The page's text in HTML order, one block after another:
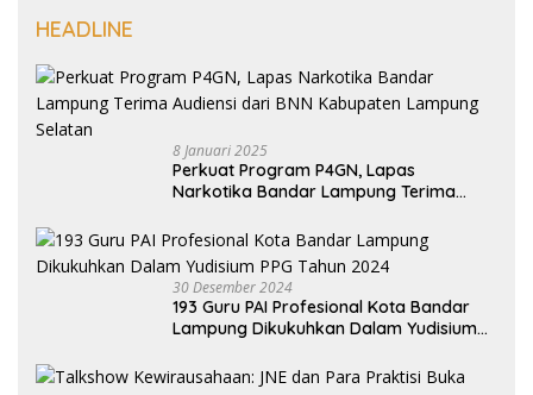
HEADLINE
8 Januari 2025
Perkuat Program P4GN, Lapas
Narkotika Bandar Lampung Terima
Selatan
30 Desember 2024
193 Guru PAI Profesional Kota Bandar
Lampung Dikukuhkan Dalam Yudisium